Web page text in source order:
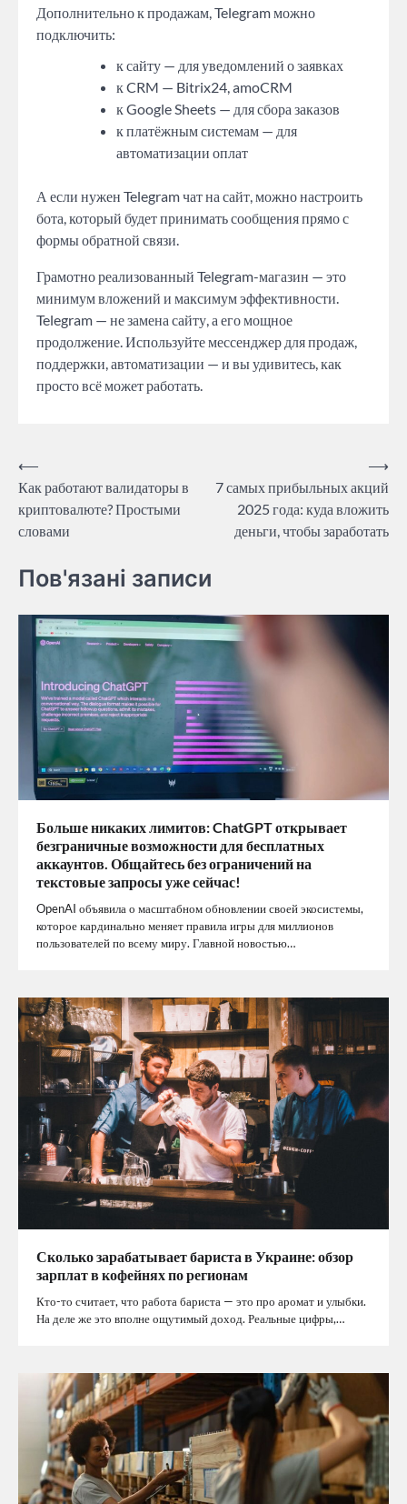
Дополнительно к продажам, Telegram можно
подключить:
к сайту — для уведомлений о заявках
к CRM — Bitrix24, amoCRM
к Google Sheets — для сбора заказов
к платёжным системам — для
автоматизации оплат
А если нужен Telegram чат на сайт, можно настроить
бота, который будет принимать сообщения прямо с
формы обратной связи.
Грамотно реализованный Telegram-магазин — это
минимум вложений и максимум эффективности.
Telegram — не замена сайту, а его мощное
продолжение. Используйте мессенджер для продаж,
поддержки, автоматизации — и вы удивитесь, как
просто всё может работать.
Post
navigation
⟵
Как работают валидаторы в
криптовалюте? Простыми
словами
7 самых прибыльных акций
2025 года: куда вложить
деньги, чтобы заработать
⟶
Пов'язані записи
Больше никаких лимитов: ChatGPT открывает
безграничные возможности для бесплатных
аккаунтов. Общайтесь без ограничений на
текстовые запросы уже сейчас!
OpenAI объявила о масштабном обновлении своей экосистемы,
которое кардинально меняет правила игры для миллионов
пользователей по всему миру. Главной новостью…
Сколько зарабатывает бариста в Украине: обзор
зарплат в кофейнях по регионам
Кто-то считает, что работа бариста — это про аромат и улыбки.
На деле же это вполне ощутимый доход. Реальные цифры,…